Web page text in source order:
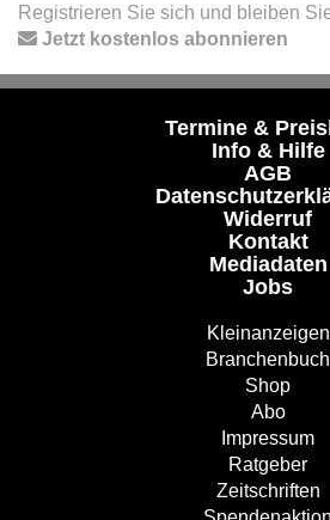
Registrieren Sie sich und bleiben
Jetzt kostenlos abonnieren
Termine &
Info & Hilfe
AGB
Widerruf
Kontakt
Mediadaten
Jobs
Kleinanzeigen
Branchenbuch
Shop
Abo
Impressum
Ratgeber
Zeitschriften